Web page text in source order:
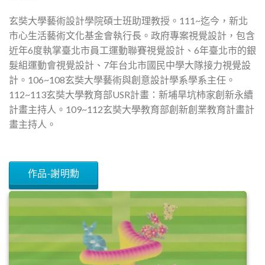
玄奘大學藝術設計學院碩士班助理教授。111~迄今，新北
市心生活藝術文化基金會執行長。政府專案視覺設計，包含
近年6度執掌臺北市員工運動聯賽視覺設計、6年臺北市的銀
髮組運動會視覺設計、7年台北市國民中學大隊接力視覺設
計。106~108玄奘大學藝術與創意設計學系學系主任。
112~113玄奘大學教育部USR計畫：新埔旱坑柿家創新永續
計畫主持人。109~112玄奘大學教育部創新創業教育計畫計
畫主持人。
作品-謝明勳